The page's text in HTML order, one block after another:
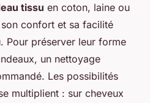
tissu en coton, laine ou
confort et sa facilité
Pour préserver leur forme
un nettoyage
Les possibilités
multiplient : sur cheveux